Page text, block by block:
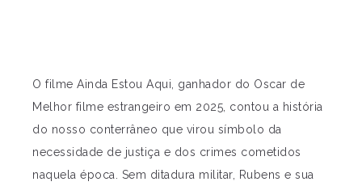
O filme Ainda Estou Aqui, ganhador do Oscar de
Melhor filme estrangeiro em 2025, contou a história
do nosso conterrâneo que virou símbolo da
necessidade de justiça e dos crimes cometidos
naquela época. Sem ditadura militar, Rubens e sua